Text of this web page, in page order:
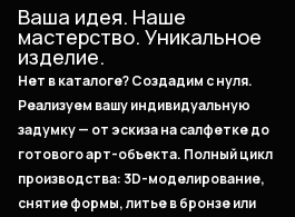
Ваша идея. Наше
мастерство. Уникальное
изделие.
Нет в каталоге? Создадим с нуля.
Реализуем вашу индивидуальную
задумку — от эскиза на салфетке до
готового арт-объекта. Полный цикл
производства: 3D-моделирование,
снятие формы, литье в бронзе или